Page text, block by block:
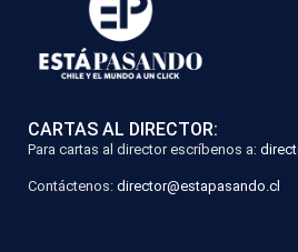
CARTAS AL DIRECTOR:
Para cartas al director escríbenos a:
Contáctenos: director@estapasando.cl